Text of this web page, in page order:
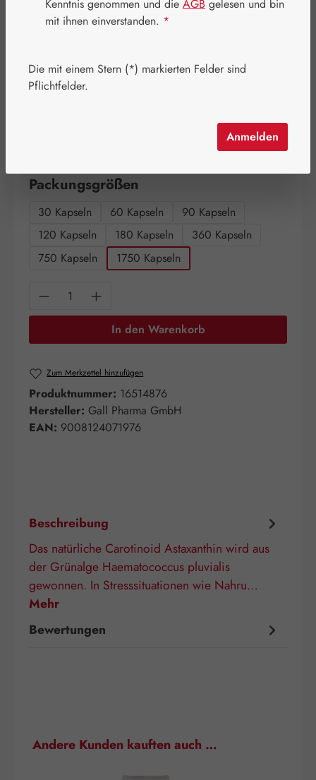
Regulärer Preis:
955,30 €
Inhalt:0.957 Kilogramm
Packungsgrößen
30 Kapseln 60 Kapseln
90 Kapseln
120 Kapseln
180 Kapseln
360 Kapseln
750 Kapseln
1750 Kapseln
Produkt Anzahl: Gib den gewünschten
In den Warenkorb
Zum Merkzettel hinzufügen
Produktnummer: 16514876
Hersteller: Gall Pharma GmbH
EAN: 9008124071976
Beschreibung
Das natürliche Carotinoid Astaxanthin wird aus
der Grünalge Haematococcus pluvialis
gewonnen. In Stresssituationen wie Nahru…
Mehr
Bewertungen
Produktgalerie überspringen
Andere Kunden kauften auch …
Kenntnis genommen und die AGB gelesen und bin
mit ihnen einverstanden. *
Die mit einem Stern (*) markierten Felder sind
Pflichtfelder.
Anmelden